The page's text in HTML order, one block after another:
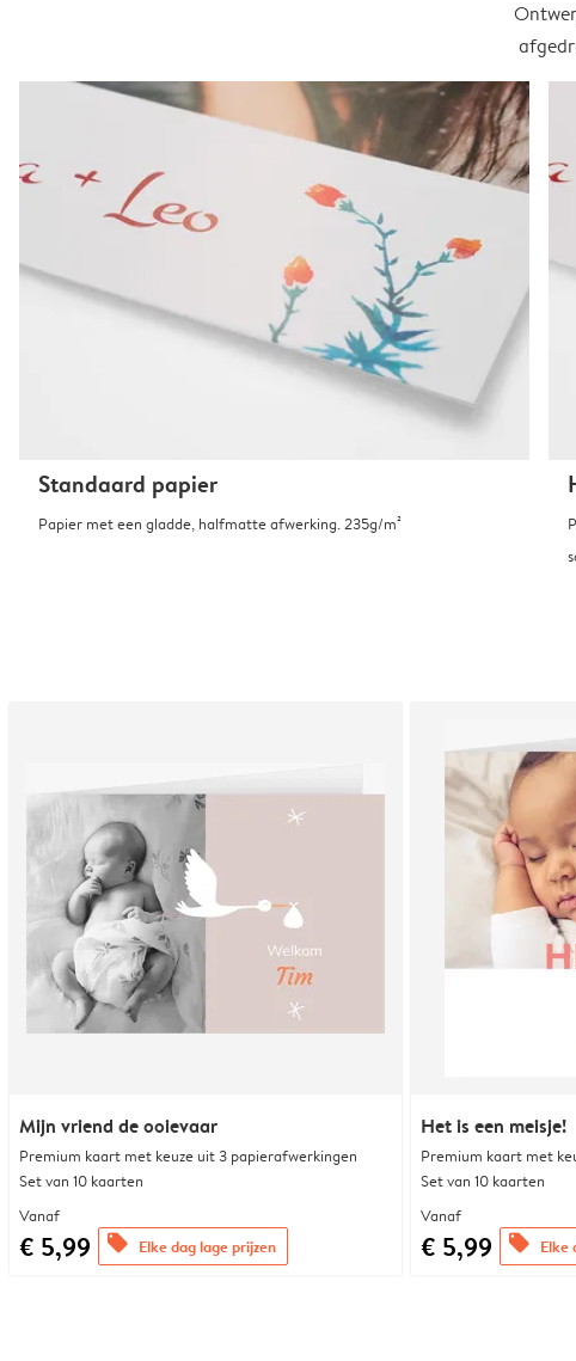
Standaard papier
Papier met een gladde, halfmatte afwerking. 235g/m²
Mijn vriend de ooievaar
Premium kaart met keuze uit 3 papierafwerkingen
Set van 10 kaarten
Vanaf
€ 5,99 offers Elke dag lage prijzen
Het is een meisje!
Premium kaart met
Set van 10 kaarten
Vanaf
€ 5,99 offers Elke